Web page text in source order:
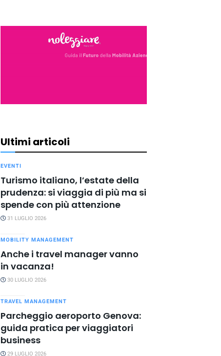
Ultimi articoli
EVENTI
Turismo italiano, l’estate della
prudenza: si viaggia di più ma si
spende con più attenzione
31 LUGLIO 2026
MOBILITY MANAGEMENT
Anche i travel manager vanno
in vacanza!
30 LUGLIO 2026
TRAVEL MANAGEMENT
Parcheggio aeroporto Genova:
guida pratica per viaggiatori
business
29 LUGLIO 2026